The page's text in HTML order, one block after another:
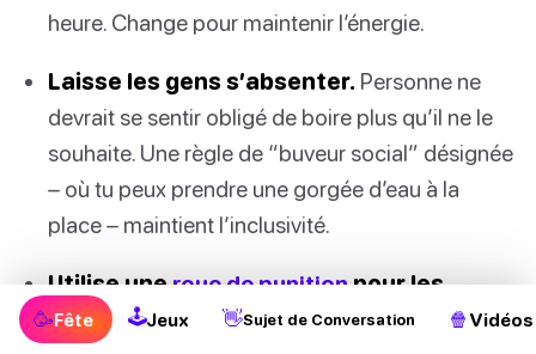
heure. Change pour maintenir l’énergie.
Laisse les gens s’absenter. Personne ne
devrait se sentir obligé de boire plus qu’il ne le
souhaite. Une règle de “buveur social” désignée
– où tu peux prendre une gorgée d’eau à la
place – maintient l’inclusivité.
Utilise uneroue de punitionpour les
pénalités.Au lieu de la même vieille
🥳Fête 🕹Jeux 👋Sujet de Conversation 🍿 Vidéos